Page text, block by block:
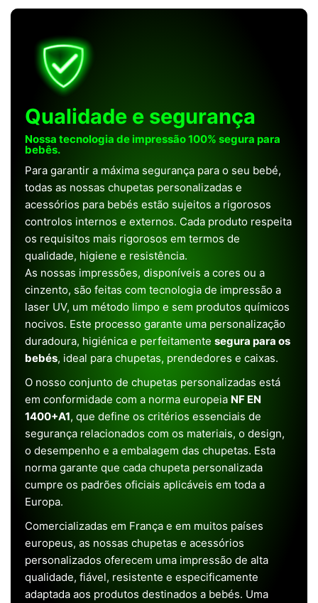
Qualidade e segurança
Nossa tecnologia de impressão 100% segura para
bebês.
Para garantir a máxima segurança para o seu bebé,
todas as nossas chupetas personalizadas e
acessórios para bebés estão sujeitos a rigorosos
controlos internos e externos. Cada produto respeita
os requisitos mais rigorosos em termos de
qualidade, higiene e resistência.
As nossas impressões, disponíveis a cores ou a
cinzento, são feitas com tecnologia de impressão a
laser UV, um método limpo e sem produtos químicos
nocivos. Este processo garante uma personalização
duradoura, higiénica e perfeitamente segura para os
bebés, ideal para chupetas, prendedores e caixas.
O nosso conjunto de chupetas personalizadas está
em conformidade com a norma europeia NF EN
1400+A1, que define os critérios essenciais de
segurança relacionados com os materiais, o design,
o desempenho e a embalagem das chupetas. Esta
norma garante que cada chupeta personalizada
cumpre os padrões oficiais aplicáveis em toda a
Europa.
Comercializadas em França e em muitos países
europeus, as nossas chupetas e acessórios
personalizados oferecem uma impressão de alta
qualidade, fiável, resistente e especificamente
adaptada aos produtos destinados a bebés. Uma